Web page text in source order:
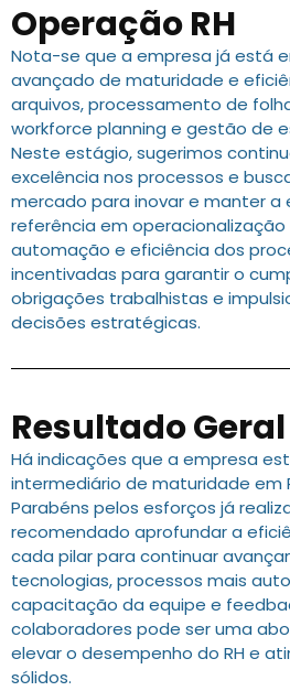
Operação RH
Nota-se que a empresa já está
avançado de maturidade e
arquivos, processamento de
workforce planning e gestão de
Neste estágio, sugerimos
excelência nos processos e
mercado para inovar e manter a
referência em
automação e eficiência dos
incentivadas para garantir o
obrigações trabalhistas e
decisões estratégicas.
Resultado Geral
Há indicações que a empresa
intermediário de maturidade em
Parabéns pelos esforços já
recomendado aprofundar a
cada pilar para continuar
tecnologias, processos mais
capacitação da equipe e
colaboradores pode ser uma
elevar o desempenho do RH e
sólidos.